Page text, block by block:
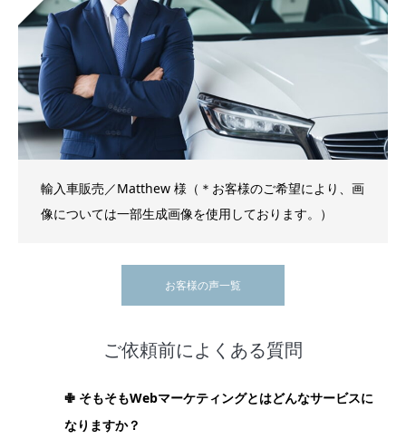
輸入車販売／Matthew 様（＊お客様のご希望により、画
像については一部生成画像を使用しております。）
お客様の声一覧
ご依頼前によくある質問
✙ そもそもWebマーケティングとはどんなサービスに
なりますか？